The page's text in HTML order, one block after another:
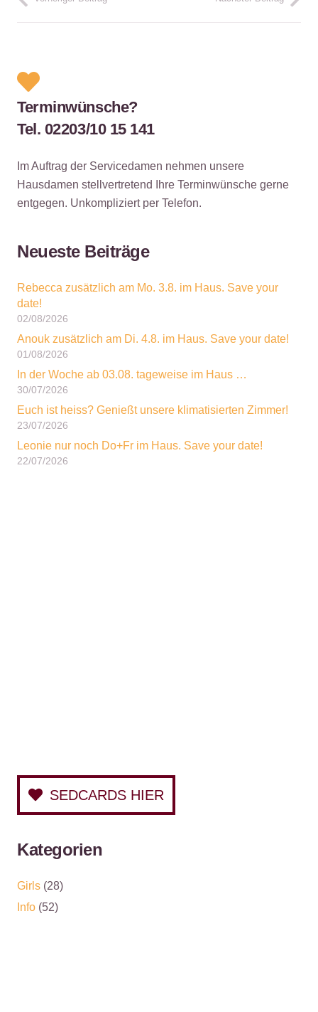
Terminwünsche?
Tel. 02203/10 15 141
Im Auftrag der Servicedamen nehmen unsere
Hausdamen stellvertretend Ihre Terminwünsche gerne
entgegen. Unkompliziert per Telefon.
Neueste Beiträge
Rebecca zusätzlich am Mo. 3.8. im Haus. Save your
date!
02/08/2026
Anouk zusätzlich am Di. 4.8. im Haus. Save your date!
01/08/2026
In der Woche ab 03.08. tageweise im Haus …
30/07/2026
Euch ist heiss? Genießt unsere klimatisierten Zimmer!
23/07/2026
Leonie nur noch Do+Fr im Haus. Save your date!
22/07/2026
SEDCARDS HIER
Kategorien
Girls (28)
Info (52)